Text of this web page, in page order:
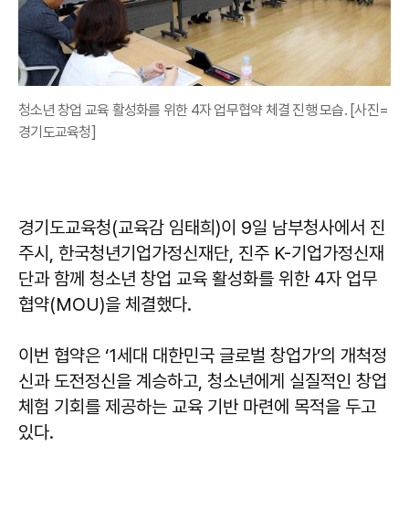
청소년 창업 교육 활성화를 위한 4자 업무협약 체결 진행 모습. [사진=
경기도교육청]
경기도교육청(교육감 임태희)이 9일 남부청사에서 진
주시, 한국청년기업가정신재단, 진주 K-기업가정신재
단과 함께 청소년 창업 교육 활성화를 위한 4자 업무
협약(MOU)을 체결했다.
이번 협약은 ‘1세대 대한민국 글로벌 창업가’의 개척정
신과 도전정신을 계승하고, 청소년에게 실질적인 창업
체험 기회를 제공하는 교육 기반 마련에 목적을 두고
있다.